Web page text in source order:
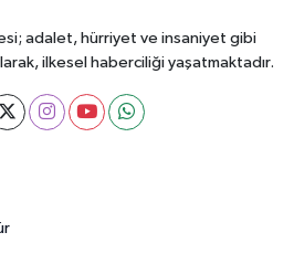
adalet, hürriyet ve insaniyet gibi
ilkesel haberciliği yaşatmaktadır.